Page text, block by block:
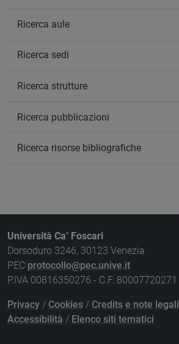
Ricerca aule
Ricerca sedi
Ricerca strutture
Ricerca pubblicazioni
Ricerca risorse bibliografiche
Università Ca’ Foscari
Dorsoduro 3246, 30123 Venezia
PEC protocollo@pec.unive.it
P.IVA 00816350276 - C.F. 80007720271
Privacy / Cookies / Credits e note legali
Accessibilità / Elenco siti tematici